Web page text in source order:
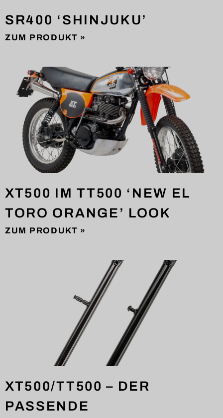
SR400 ‘SHINJUKU’
ZUM PRODUKT »
XT500 IM TT500 ‘NEW EL
TORO ORANGE’ LOOK
ZUM PRODUKT »
XT500/TT500 – DER
PASSENDE